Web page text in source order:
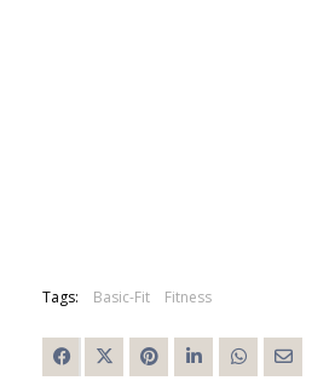
Tags: Basic-Fit Fitness